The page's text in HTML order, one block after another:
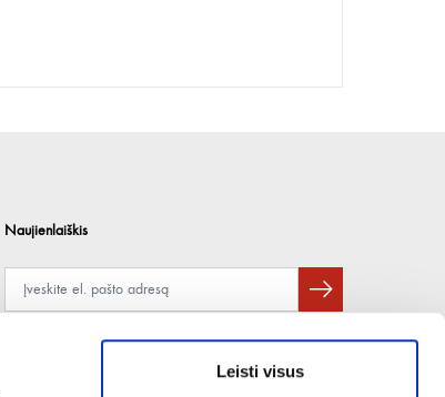
Leisti visus
Naujienlaiškis
Pateikdami el. paštą sutinkate gauti tiesioginę rinkodarą.